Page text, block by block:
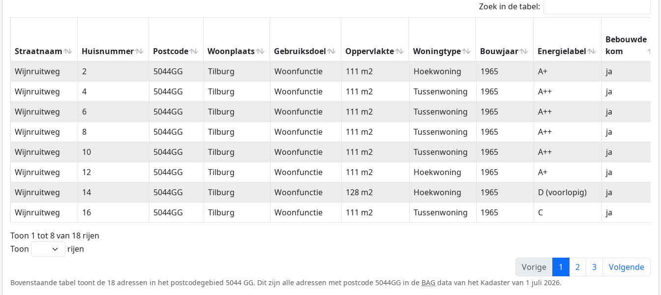
Zoek in de tabel:
Straatnaam Huisnummer Postcode Woonplaats Gebruiksdoel Oppervlakte Woningtype Bouwjaar Energielabel
Bebouwde
kom
Straatnaam
Huisnummer Postcode Woonplaats Gebruiksdoel Oppervlakte Woningtype Bouwjaar Energielabel
Bebouwde
kom
Wijnruitweg 2 5044GG Tilburg Woonfunctie 111 m2 Hoekwoning 1965 A+
ja
Wijnruitweg
4 5044GG Tilburg Woonfunctie 111 m2 Tussenwoning 1965 A++
ja
Wijnruitweg
6 5044GG Tilburg Woonfunctie 111 m2 Tussenwoning 1965 A++
ja
Wijnruitweg
8 5044GG Tilburg Woonfunctie 111 m2 Tussenwoning 1965 A++
ja
Wijnruitweg
10 5044GG Tilburg Woonfunctie 111 m2 Tussenwoning 1965 A++
ja
Wijnruitweg
12 5044GG Tilburg Woonfunctie 111 m2 Hoekwoning 1965 A+
ja
Wijnruitweg
14 5044GG Tilburg Woonfunctie 128 m2 Hoekwoning 1965 D (voorlopig)
ja
Wijnruitweg
16 5044GG Tilburg Woonfunctie 111 m2 Tussenwoning 1965 C ja
Toon 1 tot 8 van 18 rijen
Toon
rijen
Vorige
1 2 3 Volgende
Bovenstaande tabel toont de 18 adressen in het postcodegebied 5044 GG. Dit zijn alle adressen met postcode 5044GG in de BAG data van het Kadaster van 1 juli 2026.